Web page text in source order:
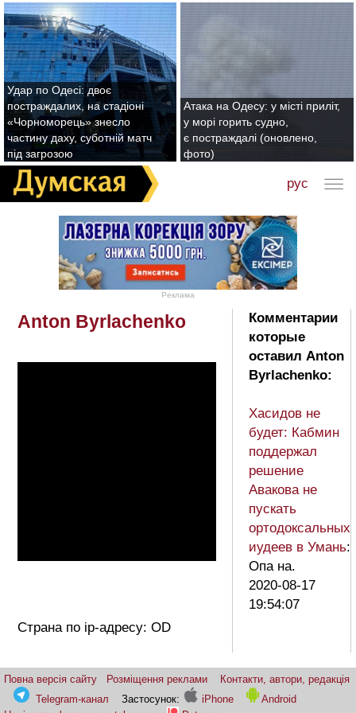
Удар по Одесі: двоє
постраждалих, на стадіоні
«Чорноморець» знесло
частину даху, суботній матч
під загрозою
Атака на Одесу: у місті приліт,
у морі горить судно,
є постраждалі (оновлено,
фото)
рус
Реклама
Anton Byrlachenko
Страна по ip-адресу: OD
Комментарии
которые
оставил Anton
Byrlachenko:
Хасидов не
будет: Кабмин
поддержал
решение
Авакова не
пускать
ортодоксальных
иудеев в Умань:
Опа на.
2020-08-17
19:54:07
Повна версія сайту Розміщення реклами
Контакти, автори, редакція
Telegram-канал
Застосунок: iPhone
Android